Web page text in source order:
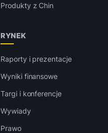
Produkty z Chin
RYNEK
Raporty i prezentacje
Wyniki finansowe
Targi i konferencje
Wywiady
Prawo